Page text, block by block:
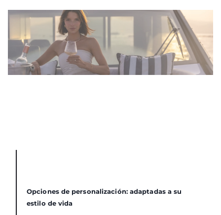
Opciones de personalización: adaptadas a su
estilo de vida